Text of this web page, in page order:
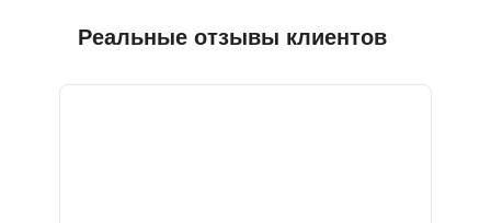
Реальные отзывы клиентов